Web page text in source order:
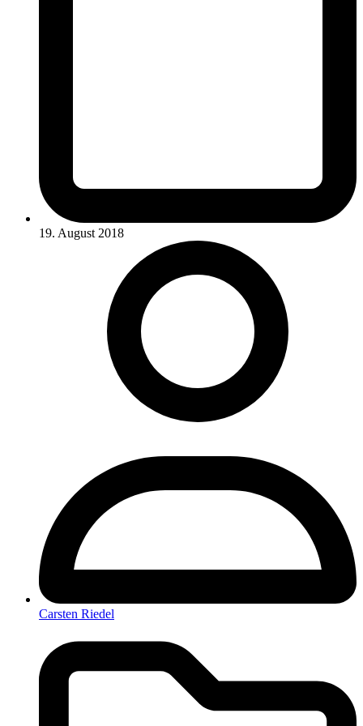
19. August 2018
Carsten Riedel